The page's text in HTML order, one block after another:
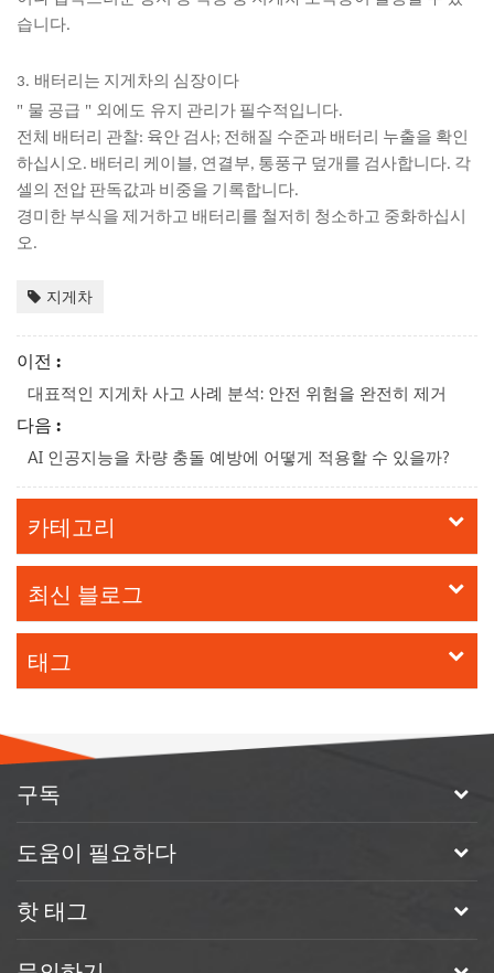
습니다.
3. 배터리는 지게차의 심장이다
" 물 공급 " 외에도 유지 관리가 필수적입니다.
전체 배터리 관찰: 육안 검사; 전해질 수준과 배터리 누출을 확인
하십시오. 배터리 케이블, 연결부, 통풍구 덮개를 검사합니다. 각
셀의 전압 판독값과 비중을 기록합니다.
경미한 부식을 제거하고 배터리를 철저히 청소하고 중화하십시
오.
지게차
이전 :
대표적인 지게차 사고 사례 분석: 안전 위험을 완전히 제거
다음 :
AI 인공지능을 차량 충돌 예방에 어떻게 적용할 수 있을까?
카테고리
최신 블로그
태그
구독
도움이 필요하다
핫 태그